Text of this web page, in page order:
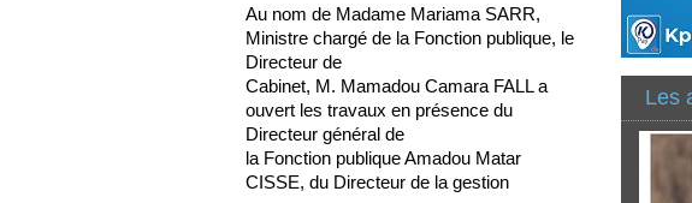
Au nom de Madame Mariama SARR,
Ministre chargé de la Fonction publique, le
Directeur de
Cabinet, M. Mamadou Camara FALL a
ouvert les travaux en présence du
Directeur général de
la Fonction publique Amadou Matar
CISSE, du Directeur de la gestion
Les